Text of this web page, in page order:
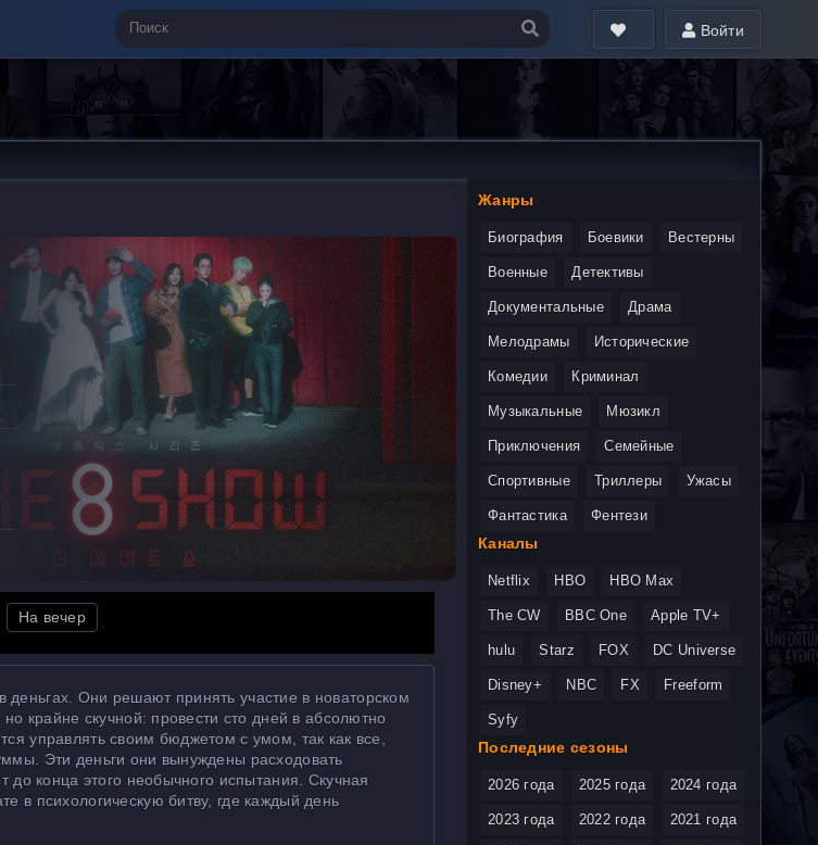
Войти
На вечер
Они решают принять участие в новаторском
крайне скучной: провести сто дней в абсолютно
управлять своим бюджетом с умом, так как все,
Эти деньги они вынуждены расходовать
до конца этого необычного испытания. Скучная
в психологическую битву, где каждый день
Жанры
Биография Боевики Вестерны
Военные Детективы
Документальные Драма
Мелодрамы Исторические
Комедии Криминал
Музыкальные Мюзикл
Приключения Семейные
Спортивные Триллеры Ужасы
Фантастика Фентези
Каналы
Netflix HBO HBO Max
The CW BBC One Apple TV+
hulu Starz FOX DC Universe
Disney+ NBC FX Freeform
Syfy
Последние сезоны
2026 года 2025 года 2024 года
2023 года 2022 года 2021 года